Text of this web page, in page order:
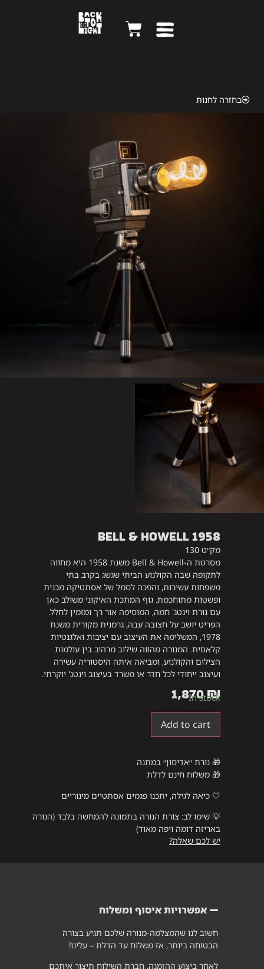
Bell & Howell 1958
בחזרה לחנות
Bell & Howell 1958
מק״ט 130
מסרטת ה-Bell & Howell משנת 1958 היא מחווה
לתקופה שבה הקולנוע הביתי שגשג בקרב בתי
משפחות עשירות, והפכה לסמל של אסתטיקה מכנית
ופשטות מתוחכמת. גוף המתכת האיקוני משולב כאן
עם נורת וינטג' חמה, המוסיפה אור רך ומזמין לחלל.
הפריט יושב על חצובה עבה, גרמנית מקורית משנת
1978, המשלימה את העיצוב עם יציבות ואלגנטיות
קלאסית. המנורה מהווה שילוב מרהיב בין עולמות
הצילום והקולנוע, ומביאה איתה היסטוריה עשירה
ועיצוב ייחודי לכל חדר או משרד בעיצוב וינטג' יוקרתי.
1,870₪
In stock
Add to cart
🎁 נורת ״אדיסון״ במתנה
🎁 משלוח חינם לדלת
🤍 כיאה לגילה, יתכנו פגמים אסתטיים מינוריים
💡 שימו לב: צורת הנורה בתמונה להמחשה בלבד (הנורה
באריזה דומה ויפה מאוד)
יש לכם שאלה?
אפשרויות איסוף ומשלוח
חשוב לנו שהמצלמה-מנורה שלכם תגיע בצורה
הבטוחה ביותר, אז משלוח עד הדלת – עלינו!
לאחר ביצוע ההזמנה, חברת השילוח תיצור איתכם